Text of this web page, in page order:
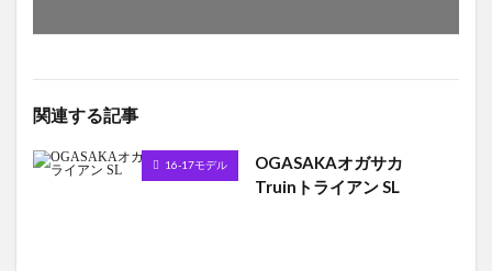
関連する記事
16-17モデル
OGASAKAオガサカ
Truinトライアン SL